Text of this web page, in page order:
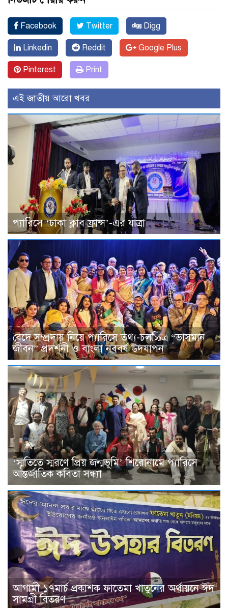
Facebook Twitter Digg
Linkedin Reddit Google Plus
Pinterest Print
এই জাতীয় আরো খবর
প্যারিসে ‘ঢাকা ক্লাব ফ্রান্স’-এর যাত্রা
বেদে সম্প্রদায় নিয়ে প্যারিসে তথ্য-চলচ্চিত্র “ভাসমান
জীবন” প্রদর্শনী ও বাংলা নববর্ষ উদযাপন
‘স্মৃতিতে স্মরণে প্রিয় জন্মভূমি’ শিরোনামে প্যারিসে
আন্তর্জাতিক কবিতা সন্ধ্যা
আগামী ১৭মার্চ প্রকাশক ফাতেমা খাতুনের অর্থায়নে ঈদ
সামগ্রী বিতরণ